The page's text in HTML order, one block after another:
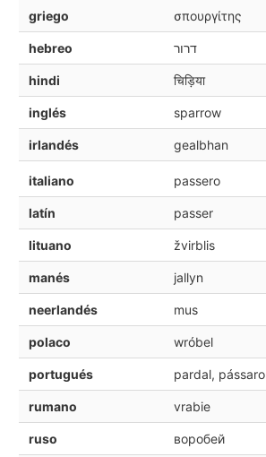
griego σπουργίτης
hebreo דרור
hindi चिड़िया
inglés sparrow
irlandés gealbhan
italiano passero
latín passer
lituano žvirblis
manés jallyn
neerlandés mus
polaco wróbel
portugués pardal, pássaro
rumano vrabie
ruso воробей